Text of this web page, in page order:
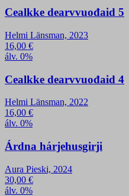
Cealkke dearvvuođaid 5
Helmi Länsman, 2023
16,00 €
álv. 0%
Cealkke dearvvuođaid 4
Helmi Länsman, 2022
16,00 €
álv. 0%
Árdna hárjehusgirji
Aura Pieski, 2024
30,00 €
álv. 0%